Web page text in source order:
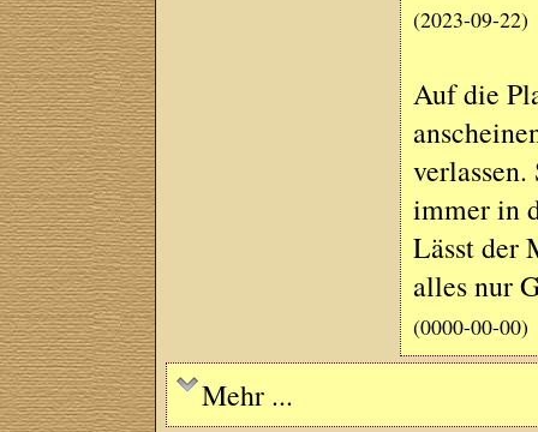
(2023-09-22)
Auf die
immer in
Lässt der
alles nur
(0000-00-00)
Mehr ...